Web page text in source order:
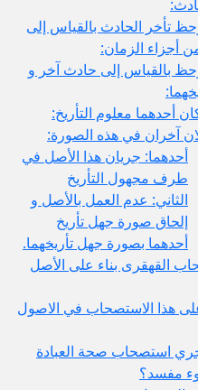
تأخر الحادث بالقياس إلى
أجزاء الزمان:
لوحظ بالقياس إلى حادث آخر و
أحدهما معلوم التأريخ:
آخران في هذه الصورة:
أحدهما: جريان هذا الأصل في
طرف مجهول التأريخ
الثاني: عدم العمل بالأصل و
إلحاق صورة جهل تأريخ
أحدهما بصورة جهل تأريخهما.
القهقرى بناء على الأصل
على هذا الاستصحاب في الاصول
استصحاب صحة العبادة
مفسد؟